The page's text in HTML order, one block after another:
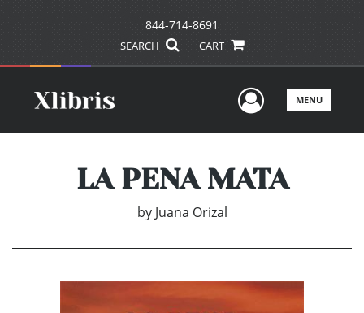
844-714-8691
SEARCH CART
UserMENU
LA PENA MATA
by Juana Orizal